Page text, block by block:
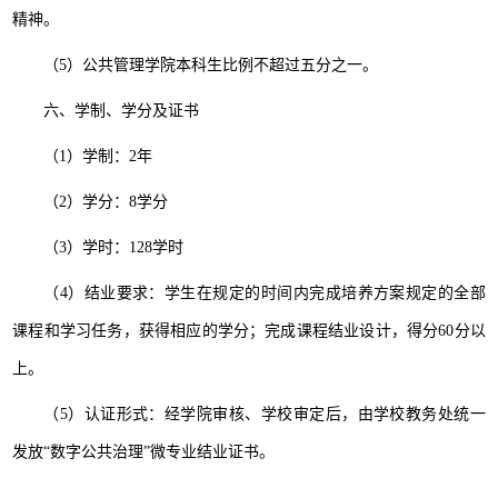
精神。
（5）公共管理学院本科生比例不超过五分之一。
六、学制、学分及证书
（1）学制：2年
（2）学分：8学分
（3）学时：128学时
（4）结业要求：学生在规定的时间内完成培养方案规定的全部
课程和学习任务，获得相应的学分；完成课程结业设计，得分60分以
上。
（5）认证形式：经学院审核、学校审定后，由学校教务处统一
发放“数字公共治理”微专业结业证书。